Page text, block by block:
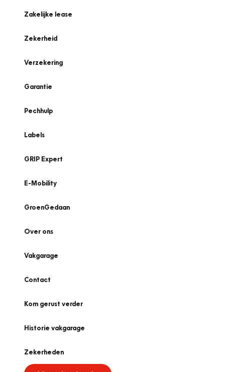
Zakelijke lease
Zekerheid
Verzekering
Garantie
Pechhulp
Labels
GRIP Expert
E-Mobility
GroenGedaan
Over ons
Vakgarage
Contact
Kom gerust verder
Historie vakgarage
Zekerheden